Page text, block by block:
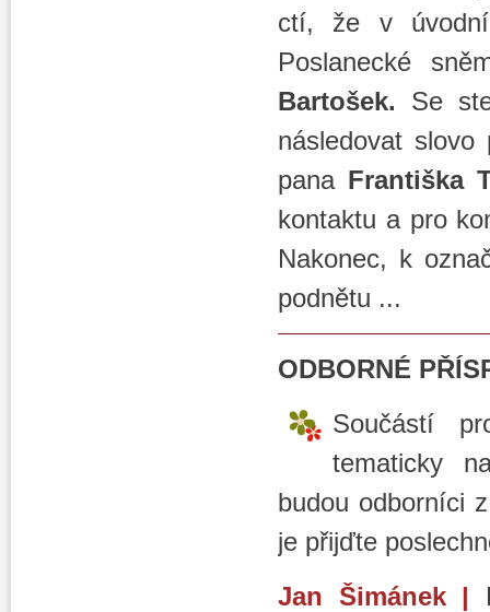
ctí, že v
Poslanecké
Bartošek. Se
následovat slovo
pana Františka
kontaktu a pro
Nakonec, k
podnětu ...
ODBORNÉ
Součástí
tematicky
budou odborníci
je přijďte
Jan Šimánek |